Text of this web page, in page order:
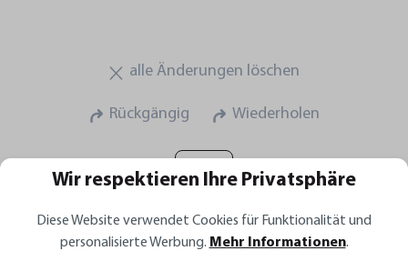
alle Änderungen löschen
Rückgängig Wiederholen
Kartoffel-, Saft- und Spätzlepresse FORCE ONE®
Wir respektieren Ihre Privatsphäre
Diese Website verwendet Cookies für Funktionalität und
personalisierte Werbung. Mehr Informationen.